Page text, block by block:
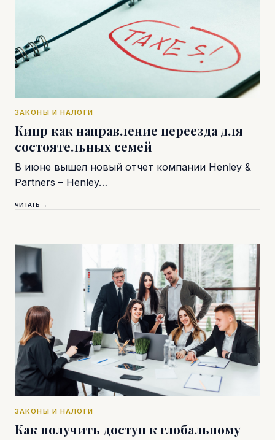
ЗАКОНЫ И НАЛОГИ
Кипр как направление переезда для
состоятельных семей
В июне вышел новый отчет компании Henley &
Partners – Henley…
ЧИТАТЬ →
ЗАКОНЫ И НАЛОГИ
Как получить доступ к глобальному